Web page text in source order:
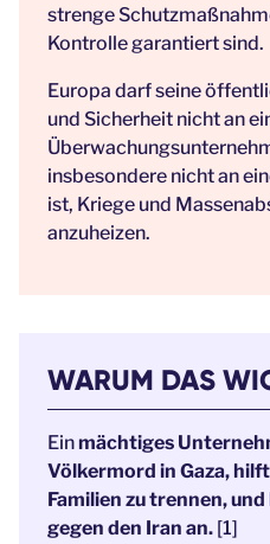
strenge
Kontrolle garantiert sind.
Europa darf seine
und Sicherheit nicht an
insbesondere nicht an
ist, Kriege und
anzuheizen.
WARUM DAS
Einmächtiges
Völkermord in Gaza,
Familien zu trennen,
gegen den Iran an. [1]